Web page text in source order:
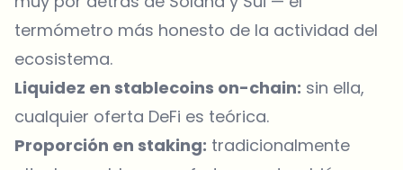
termómetro más honesto de la actividad del
ecosistema.
Liquidez en stablecoins on-chain: sin ella,
cualquier oferta DeFi es teórica.
Proporción en staking: tradicionalmente